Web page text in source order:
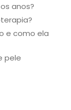
anos?
e como ela
pele